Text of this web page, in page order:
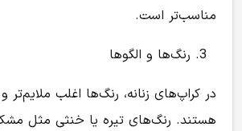
مناسب‌تر است.
رنگ‌ها و الگوها
در کراپ‌های زنانه، رنگ‌ها اغلب ملایم‌تر
هستند. رنگ‌های تیره یا خنثی مثل